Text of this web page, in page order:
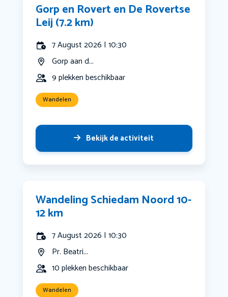
Gorp en Rovert en De Rovertse
Leij (7.2 km)
7 August 2026 | 10:30
Gorp aan d...
9 plekken beschikbaar
Wandelen
Bekijk de activiteit
Wandeling Schiedam Noord 10-
12 km
7 August 2026 | 10:30
Pr. Beatri...
10 plekken beschikbaar
Wandelen